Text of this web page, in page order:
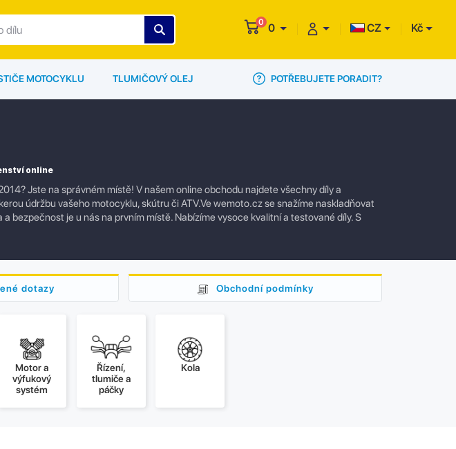
0 0 CZ Kč
MOTOCYKLU TLUMIČOVÝ OLEJ POTŘEBUJETE PORADIT?
online
Jste na správném místě! V našem online obchodu najdete všechny díly a
údržbu vašeho motocyklu, skútru či ATV.Ve wemoto.cz se snažíme naskladňovat
bezpečnost je u nás na prvním místě. Nabízíme vysoce kvalitní a testované díly. S
dotazy Obchodní podmínky
Motor a
výfukový
systém
Řízení,
tlumiče a
páčky
Kola